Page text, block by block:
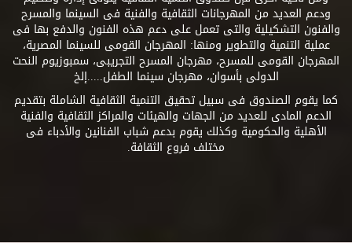
ودعم العديد من المهرجانات الثقافية والفنية فى السينما والمسرح
والفنون التشكيلية والتى تعمل على دعم هذه الفنون والدفع بها فى
عملية التنمية والتطوير ومنها: المهرجان القومى للسينما المصرية،
المهرجان القومى للمسرح، مهرجان المسرح التجريبى، سمبوزيوم النحت
الدولى بأسوان، مهرجان سينما الطفل.....إلخ
كما يقوم الصندوق فى سبيل تحقيق التنمية الثقافية الشاملة بتقديم
الدعم المادى للعديد من الجهات والهيئات والمراكز الثقافية والفنية
الأهلية والحكومية وكذلك يقوم بدعم شباب الفنانين والأدباء فى
مختلف فروع الثقافة.